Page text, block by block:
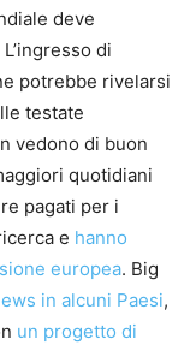
deve
di
potrebbe rivelarsi
testate
vedono di buon
quotidiani
pagati per i
e hanno
europea. Big
in alcuni Paesi,
un progetto di